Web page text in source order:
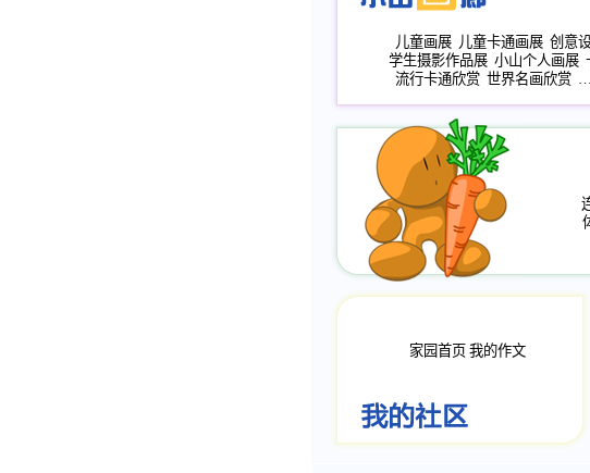
儿童画展 儿童卡通画展 创意
学生摄影作品展 小山个人画展
流行卡通欣赏 世界名画欣赏
家园首页 我的作文